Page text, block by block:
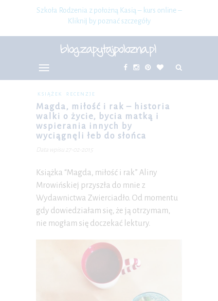
Szkoła Rodzenia z położną Kasią – kurs online –
Kliknij by poznać szczegóły
KSIĄŻEK RECENZJE
Magda, miłość i rak – historia
walki o życie, bycia matką i
wspierania innych by
wyciągnęli łeb do słońca
Data wpisu 27-02-2015
Książka “Magda, miłość i rak” Aliny
Mrowińskiej przyszła do mnie z
Wydawnictwa Zwierciadło. Od momentu
gdy dowiedziałam się, że ją otrzymam,
nie mogłam się doczekać lektury.